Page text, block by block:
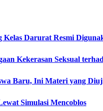
Kelas Darurat Resmi
Kekerasan Seksual
Baru, Ini Materi yang
Simulasi Mencoblos